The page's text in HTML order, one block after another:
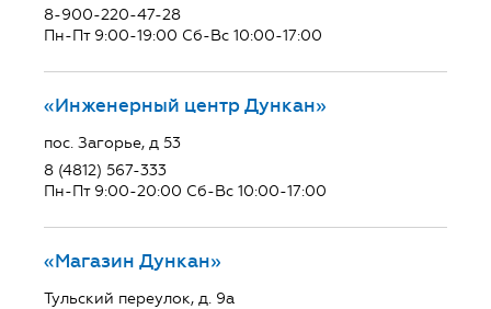
8-900-220-47-28
Пн-Пт 9:00-19:00 Сб-Вс 10:00-17:00
«Инженерный центр Дункан»
пос. Загорье, д 53
8 (4812) 567-333
Пн-Пт 9:00-20:00 Сб-Вс 10:00-17:00
«Магазин Дункан»
Тульский переулок, д. 9а